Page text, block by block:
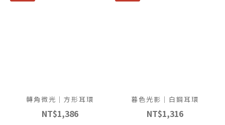
轉角微光｜方形耳環
NT$1,386
暮色光影｜白鋼耳環
NT$1,316